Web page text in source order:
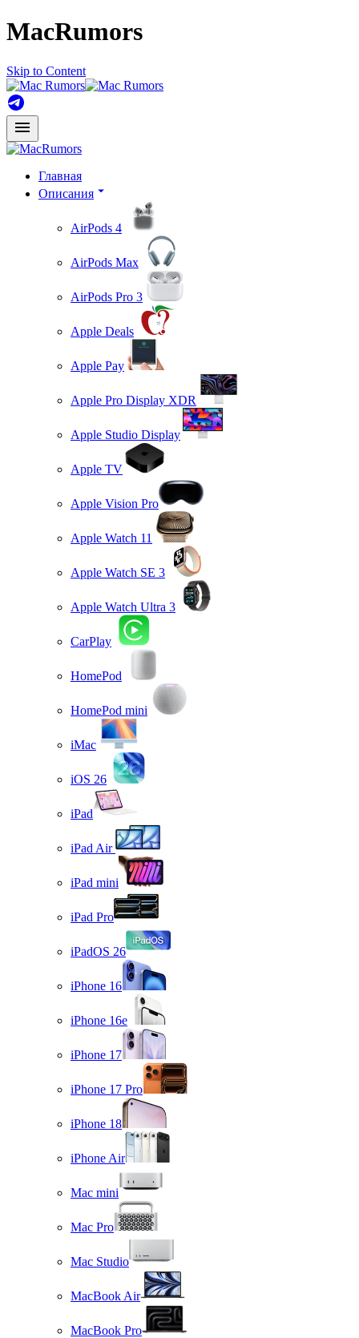
MacRumors
Skip to Content
Главная
Описания
AirPods 4
AirPods Max
AirPods Pro 3
Apple Deals
Apple Pay
Apple Pro Display XDR
Apple Studio Display
Apple TV
Apple Vision Pro
Apple Watch 11
Apple Watch SE 3
Apple Watch Ultra 3
CarPlay
HomePod
HomePod mini
iMac
iOS 26
iPad
iPad Air
iPad mini
iPad Pro
iPadOS 26
iPhone 16
iPhone 16e
iPhone 17
iPhone 17 Pro
iPhone 18
iPhone Air
Mac mini
Mac Pro
Mac Studio
MacBook Air
MacBook Pro